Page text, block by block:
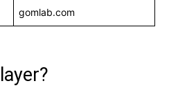
gomlab.com